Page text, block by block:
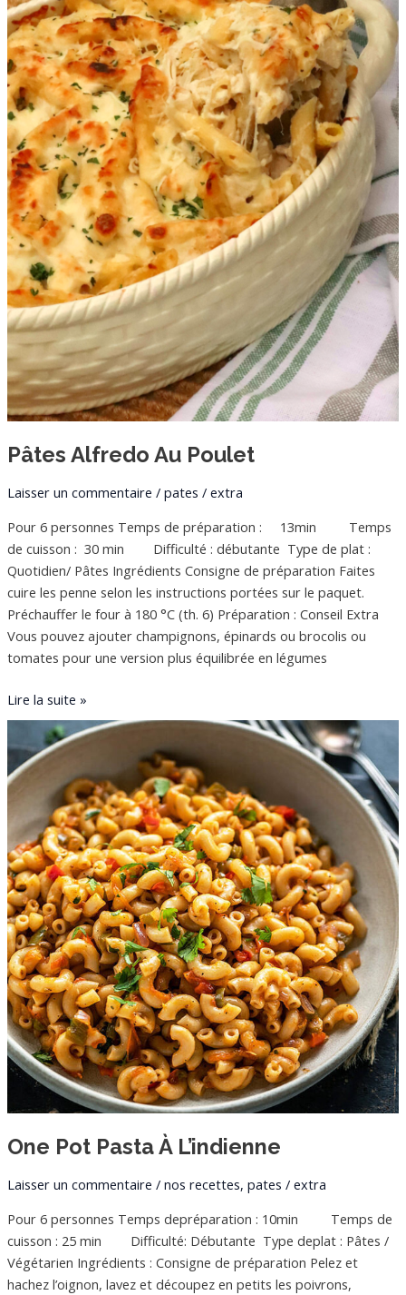
Pâtes Alfredo Au Poulet
Laisser un commentaire / pates / extra
Pour 6 personnes Temps de préparation : 13min Temps
de cuisson : 30 min Difficulté : débutante Type de plat :
Quotidien/ Pâtes Ingrédients Consigne de préparation Faites
cuire les penne selon les instructions portées sur le paquet.
Préchauffer le four à 180 °C (th. 6) Préparation : Conseil Extra
Vous pouvez ajouter champignons, épinards ou brocolis ou
tomates pour une version plus équilibrée en légumes
Lire la suite »
One Pot Pasta À L’indienne
Laisser un commentaire / nos recettes, pates / extra
Pour 6 personnes Temps depréparation : 10min Temps de
cuisson : 25 min Difficulté: Débutante Type deplat : Pâtes /
Végétarien Ingrédients : Consigne de préparation Pelez et
hachez l’oignon, lavez et découpez en petits les poivrons,
Pot
pasta
l’indienne